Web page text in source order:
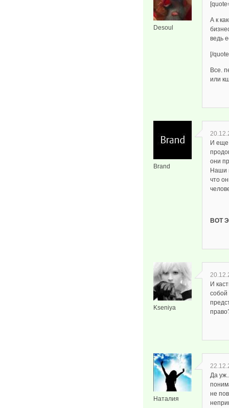
Desoul
А к
ведь
[/
Все.
или
Brand
И еще
они
Наши
что
ВОТ
Kseniya
И
собой
Наталия
Да
не